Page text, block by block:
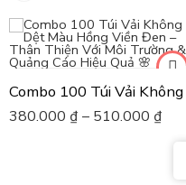
380.000 ₫ – 510.000 ₫